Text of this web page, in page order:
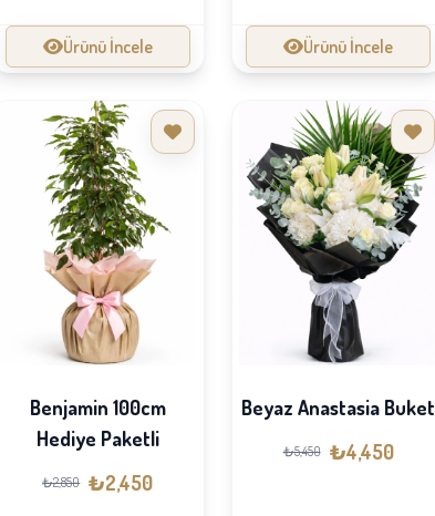
Ürünü İncele Ürünü İncele
Benjamin 100cm
Hediye Paketli
₺2,850 ₺2,450
Beyaz Anastasia Buket
₺5,450 ₺4,450